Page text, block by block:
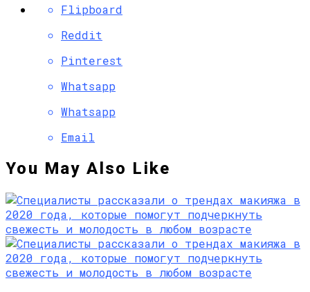
Flipboard
Reddit
Pinterest
Whatsapp
Whatsapp
Email
You May Also Like